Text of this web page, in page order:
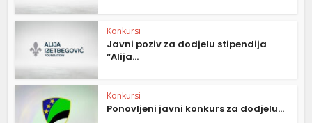
Konkursi
Javni poziv za dodjelu stipendija
“Alija...
Konkursi
Ponovljeni javni konkurs za dodjelu...